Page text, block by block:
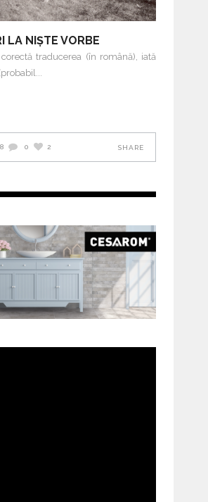
LA NIȘTE VORBE
traducerea (în română), iată
0 2 SHARE